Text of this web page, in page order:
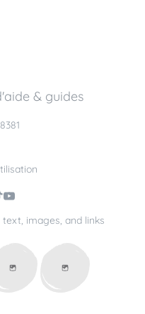
images, and links